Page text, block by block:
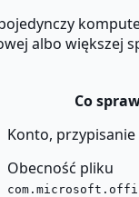
albo większej
Co
Konto,
Obecność pliku